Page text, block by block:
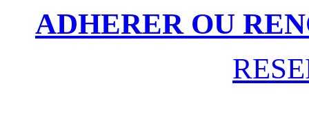
ADHERER OU